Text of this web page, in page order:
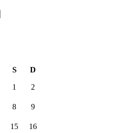
S D
1 2
8 9
15 16